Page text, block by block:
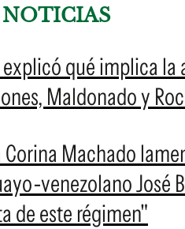
qué implica la
Maldonado y
Corina Machado
venezolano José
de este régimen"